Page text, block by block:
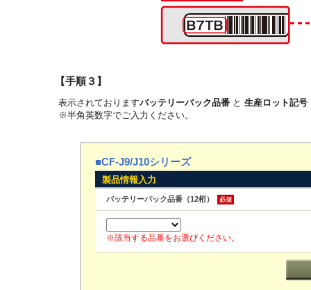
【手順３】
表示されておりますバッテリーパック品番 と 生産ロット記号
※半角英数字でご入力ください。
■CF-J9/J10シリーズ
製品情報入力
バッテリーパック品番（12桁） 必須
※該当する品番をお選びください。